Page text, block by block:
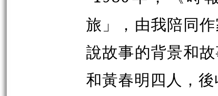
旅」，由我陪同
說故事的背景和
和黃春明四人，